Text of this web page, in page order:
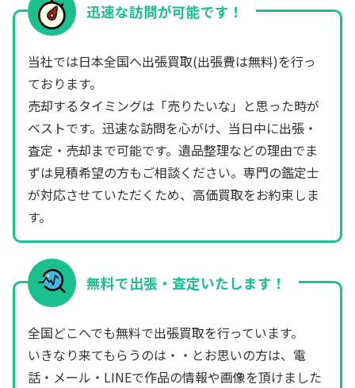
迅速な訪問が可能です！
当社では日本全国へ出張買取(出張費は無料)を行っ
ております。
売却するタイミングは「売りたいな」と思った時が
ベストです。迅速な訪問を心がけ、当日中に出張・
査定・売却まで可能です。遺品整理などの理由でま
ずは見積希望の方もご相談ください。専門の鑑定士
が対応させていただくため、高価買取をお約束しま
す。
無料で出張・査定いたします！
全国どこへでも無料で出張買取を行っています。
いきなり来てもらうのは・・とお思いの方は、電
話・メール・LINEで作品の情報や画像を頂けました